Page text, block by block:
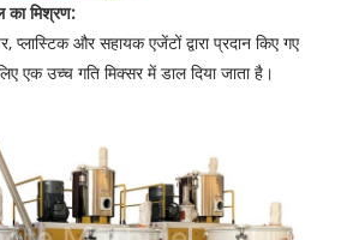
का मिश्रण:
और सहायक एजेंटों द्वारा प्रदान किए गए
एक उच्च गति मिक्सर में डाल दिया जाता है।